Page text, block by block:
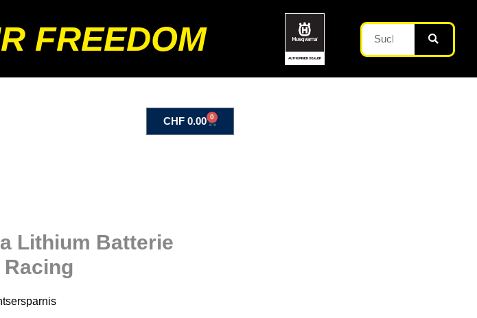
FREEDOM
CHF 0.00 0
Lithium Batterie